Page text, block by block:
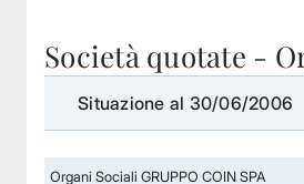
Società quotate -
Situazione al 30/06/2006
Organi Sociali GRUPPO COIN SPA